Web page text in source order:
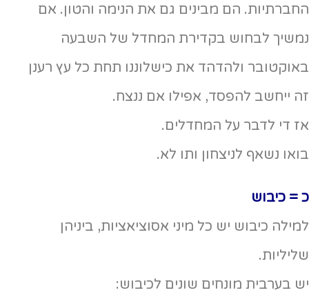
החברתיות. הם מבינים גם את הנימה והטון. אם
נמשיך לבחוש בקדירת המחדל של השבעה
באוקטובר ולהדהד את כישלוננו תחת כל עץ רענן
זה ייחשב להפסד, אפילו אם ננצח.
אז די לדבר על המחדלים.
בואו נשאף לניצחון ותו לא.
כ = כיבוש
למילה כיבוש יש כל מיני אסוציאציות, ביניהן
שליליות.
יש בערבית מונחים שונים לכיבוש: